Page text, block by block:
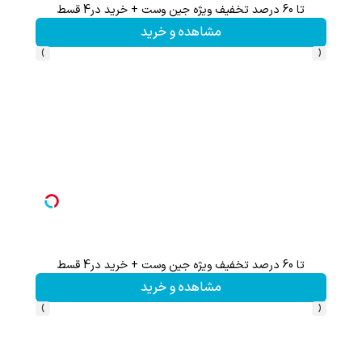
تا 60 درصد تخفیف ویژه جین وست + خرید در4 قسط
مشاهده و خرید
‹
›
تا 60 درصد تخفیف ویژه جین وست + خرید در4 قسط
مشاهده و خرید
‹
›